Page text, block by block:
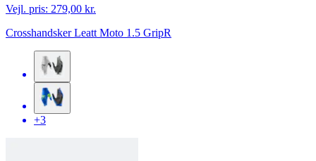
Vejl. pris: 279,00 kr.
Crosshandsker Leatt Moto 1.5 GripR
+3